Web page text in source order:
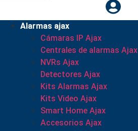
Alarmas ajax
Cámaras IP Ajax
Centrales de alarmas Ajax
NVRs Ajax
Detectores Ajax
Kits Alarmas Ajax
Kits Video Ajax
Smart Home Ajax
Accesorios Ajax